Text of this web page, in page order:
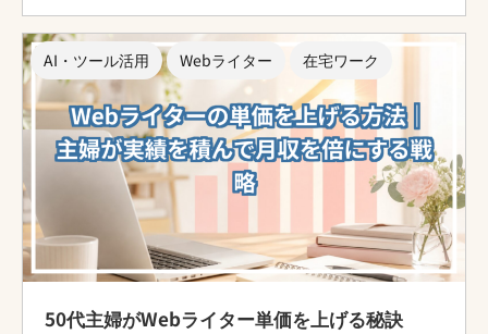
AI・ツール活用 Webライター 在宅ワーク
50代主婦がWebライター単価を上げる秘訣